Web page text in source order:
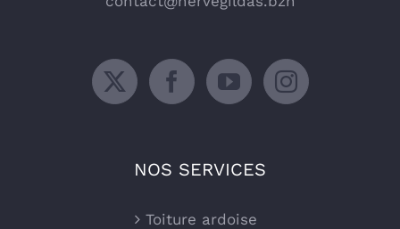
NOS SERVICES
Toiture ardoise